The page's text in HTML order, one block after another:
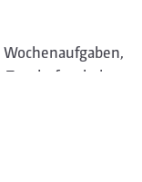
habe